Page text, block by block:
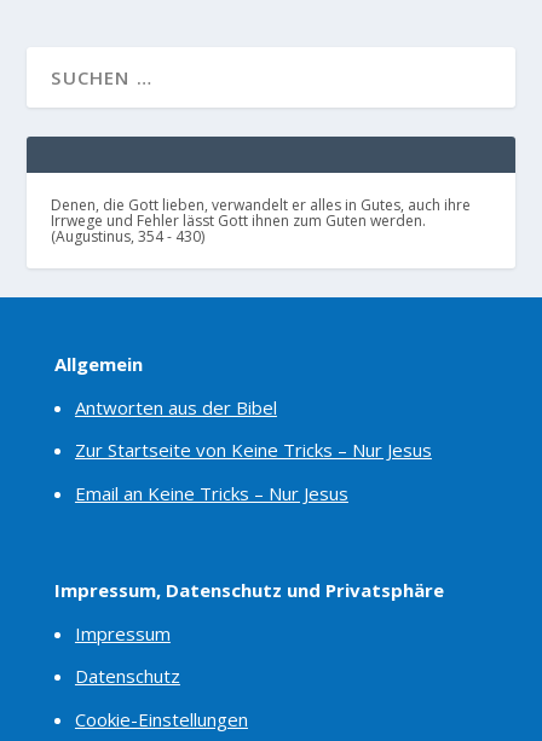
Denen, die Gott lieben, verwandelt er alles in Gutes, auch ihre
Irrwege und Fehler lässt Gott ihnen zum Guten werden.
(Augustinus, 354 - 430)
Allgemein
Antworten aus der Bibel
Zur Startseite von Keine Tricks – Nur Jesus
Email an Keine Tricks – Nur Jesus
Impressum, Datenschutz und Privatsphäre
Impressum
Datenschutz
Cookie-Einstellungen